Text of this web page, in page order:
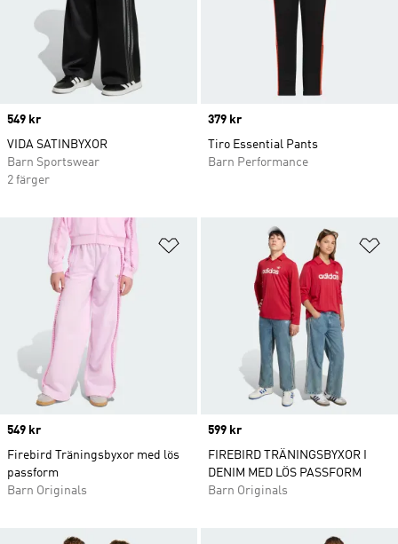
Price
549 kr
VIDA SATINBYXOR
Barn Sportswear
2 färger
Price
379 kr
Tiro Essential Pants
Barn Performance
Lägg till på önskelistan
Price
549 kr
Firebird Träningsbyxor med lös
passform
Barn Originals
Price
599 kr
FIREBIRD TRÄNINGSBYXOR I
DENIM MED LÖS PASSFORM
Barn Originals